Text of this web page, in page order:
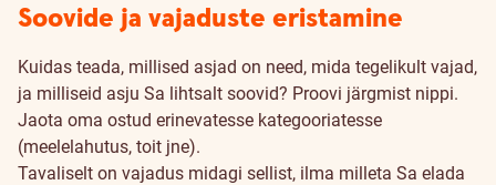
Soovide ja vajaduste eristamine
Kuidas teada, millised asjad on need, mida tegelikult vajad,
ja milliseid asju Sa lihtsalt soovid? Proovi järgmist nippi.
Jaota oma ostud erinevatesse kategooriatesse
(meelelahutus, toit jne).
Tavaliselt on vajadus midagi sellist, ilma milleta Sa elada